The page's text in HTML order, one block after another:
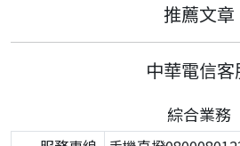
推薦文章
中華電信客
綜合業務